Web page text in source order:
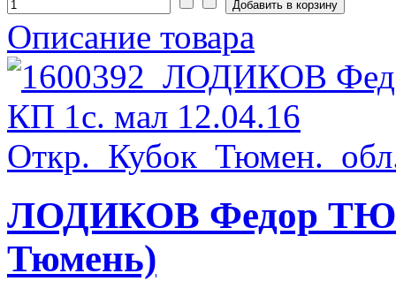
Описание товара
ЛОДИКОВ Федор
Тюмень)